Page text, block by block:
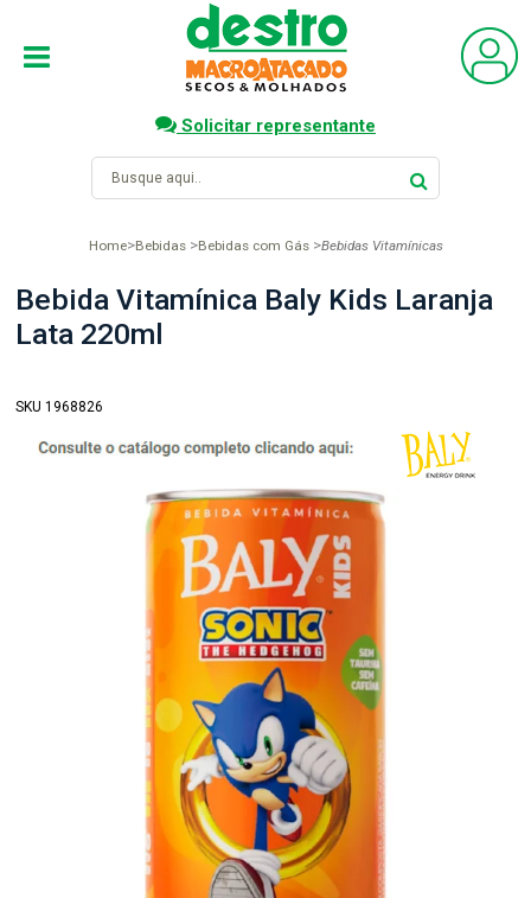
Solicitar representante
Home Bebidas Bebidas com Gás Bebidas Vitamínicas
Bebida Vitamínica Baly Kids Laranja
Lata 220ml
SKU 1968826